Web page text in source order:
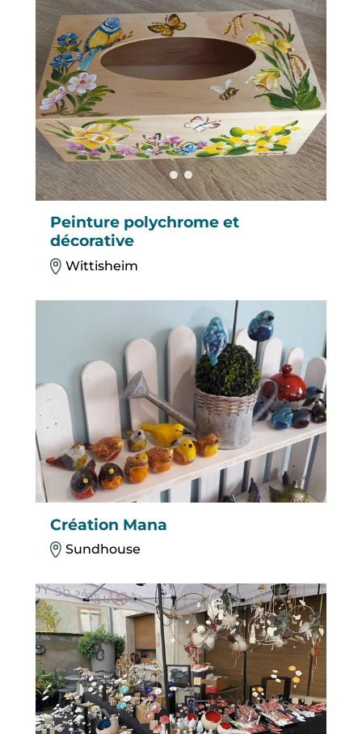
Peinture polychrome et
décorative
Wittisheim
Création Mana
Sundhouse